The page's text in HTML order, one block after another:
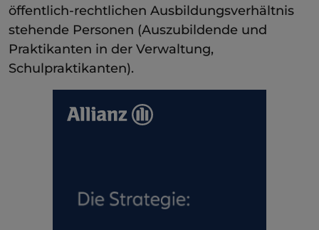
öffentlich-rechtlichen Ausbildungsverhältnis
stehende Personen (Auszubildende und
Praktikanten in der Verwaltung,
Schulpraktikanten).